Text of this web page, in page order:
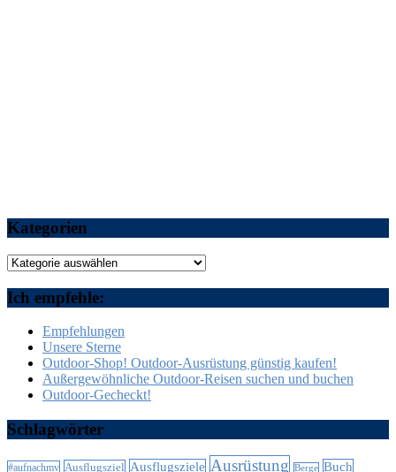
Kategorien
Kategorien
Ich empfehle:
Empfehlungen
Unsere Sterne
Outdoor-Shop! Outdoor-Ausrüstung günstig kaufen!
Außergewöhnliche Outdoor-Reisen suchen und buchen
Outdoor-Gecheckt!
Schlagwörter
#aufnachmv Ausflugsziel Ausflugsziele Ausrüstung Berge Buch